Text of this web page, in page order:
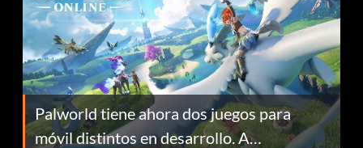
Palworld tiene ahora dos juegos para
móvil distintos en desarrollo. A